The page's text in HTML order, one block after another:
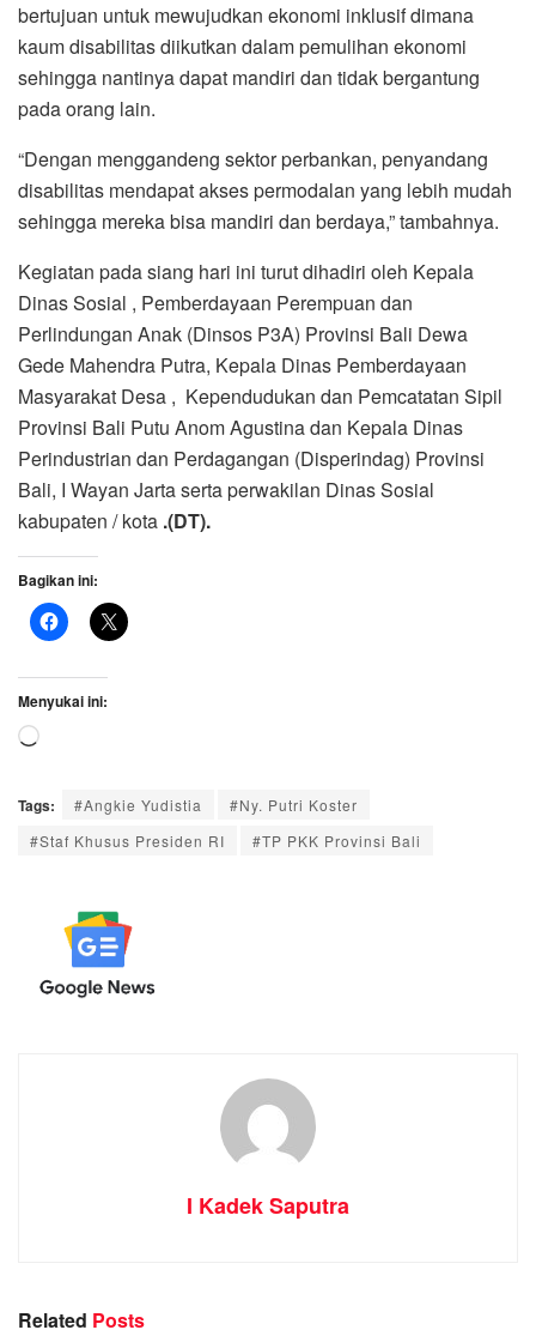
bertujuan untuk mewujudkan ekonomi inklusif dimana
kaum disabilitas diikutkan dalam pemulihan ekonomi
sehingga nantinya dapat mandiri dan tidak bergantung
pada orang lain.
“Dengan menggandeng sektor perbankan, penyandang
disabilitas mendapat akses permodalan yang lebih mudah
sehingga mereka bisa mandiri dan berdaya,” tambahnya.
Kegiatan pada siang hari ini turut dihadiri oleh Kepala
Dinas Sosial , Pemberdayaan Perempuan dan
Perlindungan Anak (Dinsos P3A) Provinsi Bali Dewa
Gede Mahendra Putra, Kepala Dinas Pemberdayaan
Masyarakat Desa , Kependudukan dan Pemcatatan Sipil
Provinsi Bali Putu Anom Agustina dan Kepala Dinas
Perindustrian dan Perdagangan (Disperindag) Provinsi
Bali, I Wayan Jarta serta perwakilan Dinas Sosial
kabupaten / kota .(DT).
Bagikan ini:
Menyukai ini:
Memuat...
Tags: #Angkie Yudistia
#Ny. Putri Koster
#Staf Khusus Presiden RI
#TP PKK Provinsi Bali
I Kadek Saputra
Related Posts